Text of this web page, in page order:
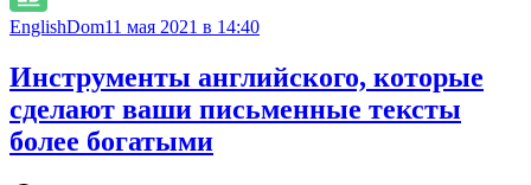
EnglishDom11 мая 2021 в 14:40
Инструменты английского, которые
сделают ваши письменные тексты
более богатыми